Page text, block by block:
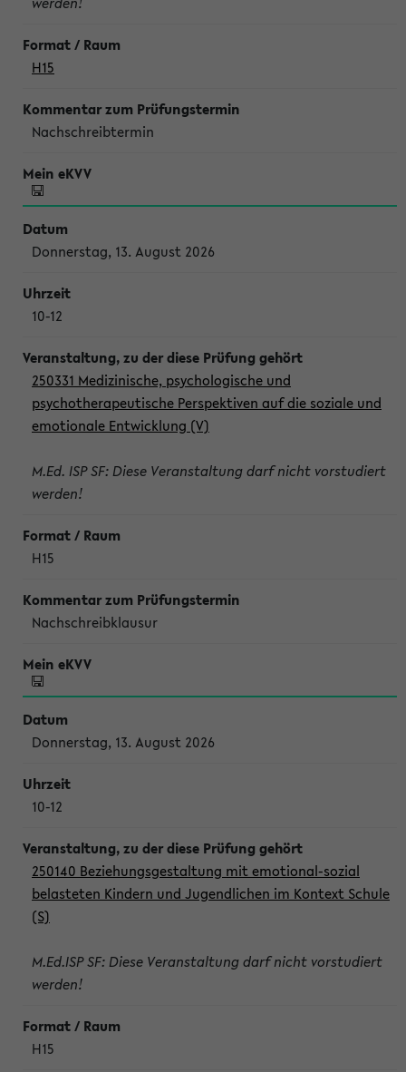
H15
Nachschreibtermin
Donnerstag, 13. August 2026
10-12
250331 Medizinische, psychologische und
psychotherapeutische Perspektiven auf die soziale und
emotionale Entwicklung (V)
M.Ed. ISP SF: Diese Veranstaltung darf nicht vorstudiert
werden!
H15
Nachschreibklausur
Donnerstag, 13. August 2026
10-12
250140 Beziehungsgestaltung mit emotional-sozial
belasteten Kindern und Jugendlichen im Kontext Schule
(S)
M.Ed.ISP SF: Diese Veranstaltung darf nicht vorstudiert
werden!
H15